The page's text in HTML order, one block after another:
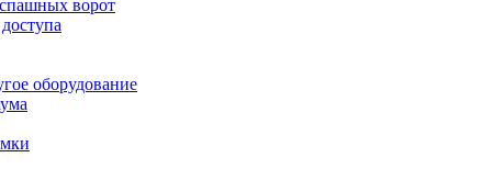
ворот
оборудование